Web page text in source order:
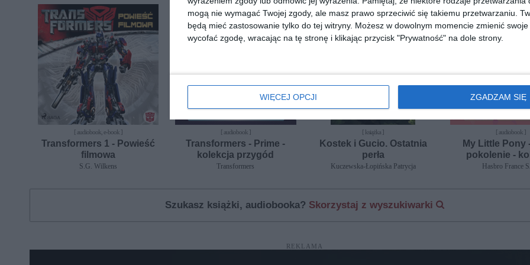
mogą nie wymagać Twojej zgody, ale masz prawo sprzeciwić się takiemu przetwarzaniu.
będą mieć zastosowanie tylko do tej witryny. Możesz w dowolnym momencie zmienić
wycofać zgodę, wracając na tę stronę i klikając przycisk "Prywatność" na dole strony.
WIĘCEJ OPCJI ZGADZAM SIĘ
[ audiobook, e-book ]
Transformers 1 - Powieść
filmowa
S.G. Wilkens
[ audiobook ]
Transformers - Prime -
kolekcja przygód
Transformers
nowość
[ książka ]
Kostek i Gucio. Ostatnia
perła
Kuczewska-Łopińska Patrycja
[ audiobook ]
My Little Pony
pokolenie -
Hasbro France
Szukasz książki, audiobooka? Skorzystaj z wyszukiwarki
REKLAMA